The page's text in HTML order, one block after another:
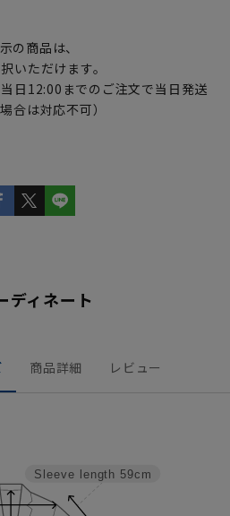
の商品は、
いただけます。
日12:00までのご注文で当日発送
合は対応不可）
ディネート
商品詳細 レビュー
Sleeve length 59cm